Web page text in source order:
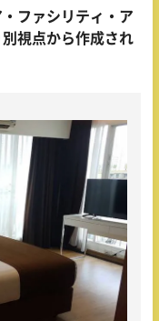
ファシリティ・ア
視点から作成され